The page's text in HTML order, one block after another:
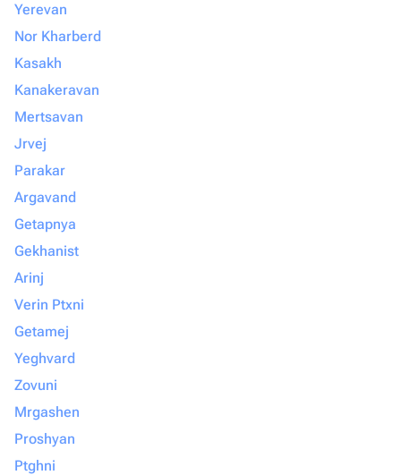
Yerevan
Nor Kharberd
Kasakh
Kanakeravan
Mertsavan
Jrvej
Parakar
Argavand
Getapnya
Gekhanist
Arinj
Verin Ptxni
Getamej
Yeghvard
Zovuni
Mrgashen
Proshyan
Ptghni